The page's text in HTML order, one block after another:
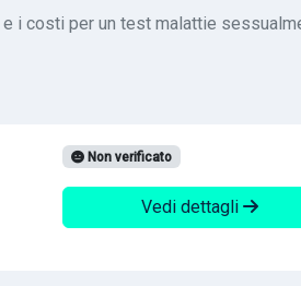
i costi per un test malattie
Non verificato
Vedi dettagli